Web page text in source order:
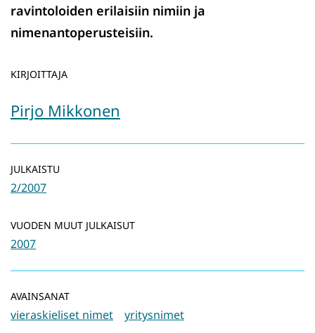
ravintoloiden erilaisiin nimiin ja
nimenantoperusteisiin.
KIRJOITTAJA
Pirjo Mikkonen
JULKAISTU
2/2007
VUODEN MUUT JULKAISUT
2007
AVAINSANAT
vieraskieliset nimet yritysnimet